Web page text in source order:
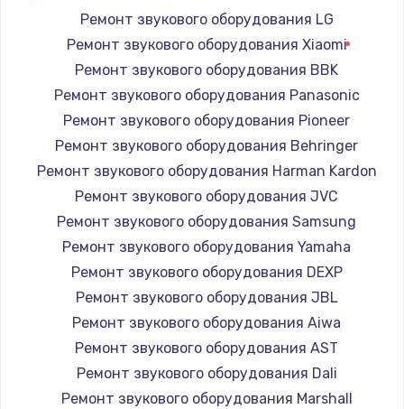
Ремонт звукового оборудования LG
Ремонт звукового оборудования Xiaomi
Ремонт звукового оборудования BBK
Ремонт звукового оборудования Panasonic
Ремонт звукового оборудования Pioneer
Ремонт звукового оборудования Behringer
Ремонт звукового оборудования Harman Kardon
Ремонт звукового оборудования JVC
Ремонт звукового оборудования Samsung
Ремонт звукового оборудования Yamaha
Ремонт звукового оборудования DEXP
Ремонт звукового оборудования JBL
Ремонт звукового оборудования Aiwa
Ремонт звукового оборудования AST
Ремонт звукового оборудования Dali
Ремонт звукового оборудования Marshall